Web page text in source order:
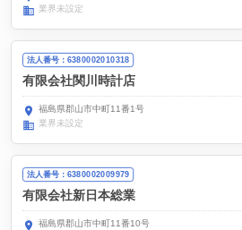
業界未設定
法人番号：6380002010318
有限会社関川時計店
福島県郡山市中町11番1号
業界未設定
法人番号：6380002009979
有限会社新日本総業
福島県郡山市中町11番10号